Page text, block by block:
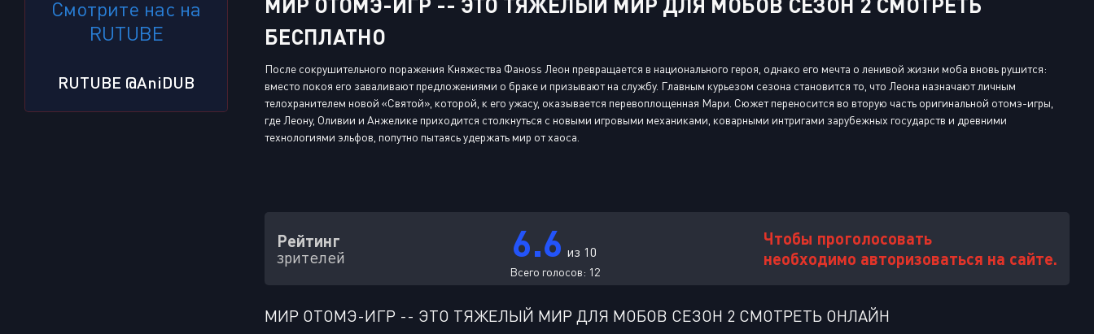
Смотрите нас на
RUTUBE
RUTUBE @AniDUB
БЕСПЛАТНО
После сокрушительного поражения Княжества Фанoss Леон превращается в национального героя, однако его мечта о ленивой жизни моба вновь рушится:
вместо покоя его заваливают предложениями о браке и призывают на службу. Главным курьезом сезона становится то, что Леона назначают личным
телохранителем новой «Святой», которой, к его ужасу, оказывается перевоплощенная Мари. Сюжет переносится во вторую часть оригинальной отомэ-игры,
где Леону, Оливии и Анжелике приходится столкнуться с новыми игровыми механиками, коварными интригами зарубежных государств и древними
технологиями эльфов, попутно пытаясь удержать мир от хаоса.
Рейтинг
зрителей 6.6 из 10
Всего голосов: 12
Чтобы проголосовать
необходимо авторизоваться на сайте.
МИР ОТОМЭ-ИГР -- ЭТО ТЯЖЕЛЫЙ МИР ДЛЯ МОБОВ СЕЗОН 2 СМОТРЕТЬ ОНЛАЙН